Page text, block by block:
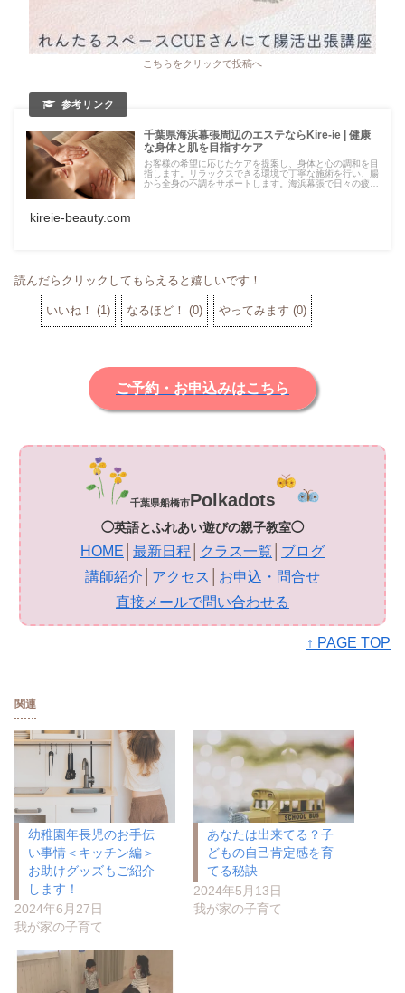
こちらをクリックで投稿へ
千葉県海浜幕張周辺のエステならKire-ie | 健康
な身体と肌を目指すケア
お客様の希望に応じたケアを提案し、身体と心の調和を目
指します。リラックスできる環境で丁寧な施術を行い、腸
から全身の不調をサポートします。海浜幕張で日々の疲れ
kireie-beauty.com
読んだらクリックしてもらえると嬉しいです！
いいね！ (1) なるほど！ (0) やってみます (0)
ご予約・お申込みはこちら
千葉県船橋市Polkadots
◯英語とふれあい遊びの親子教室◯
HOME 最新日程 クラス一覧
ブログ
講師紹介
アクセス
お申込・問合せ
直接メールで問い合わせる
↑ PAGE TOP
関連
幼稚園年長児のお手伝
い事情＜キッチン編＞
お助けグッズもご紹介
します！
2024年6月27日
我が家の子育て
あなたは出来てる？子
どもの自己肯定感を育
てる秘訣
2024年5月13日
我が家の子育て